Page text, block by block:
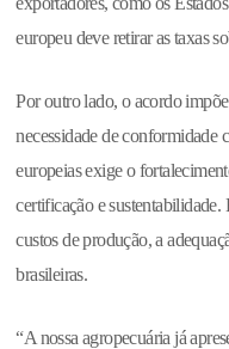
europeu deve retirar as taxas
Por outro lado, o acordo
necessidade de conformidade
europeias exige o
certificação e sustentabilidade.
custos de produção, a
brasileiras.
“A nossa agropecuária já